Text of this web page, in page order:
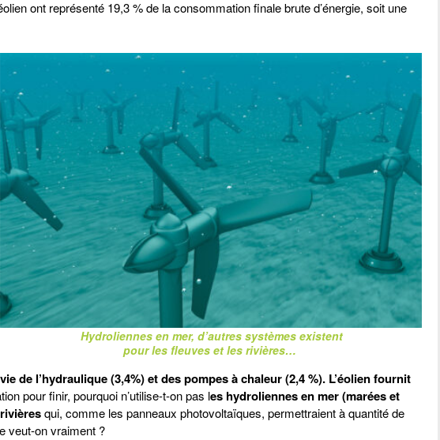
ont représenté 19,3 % de la consommation finale brute d’énergie, soit une
Hydroliennes en mer, d’autres systèmes existent
pour les fleuves et les rivières…
de l’hydraulique (3,4%) et des pompes à chaleur (2,4 %). L’éolien fournit
pour finir, pourquoi n’utilise-t-on pas les hydroliennes en mer (marées et
qui, comme les panneaux photovoltaïques, permettraient à quantité de
veut-on vraiment ?